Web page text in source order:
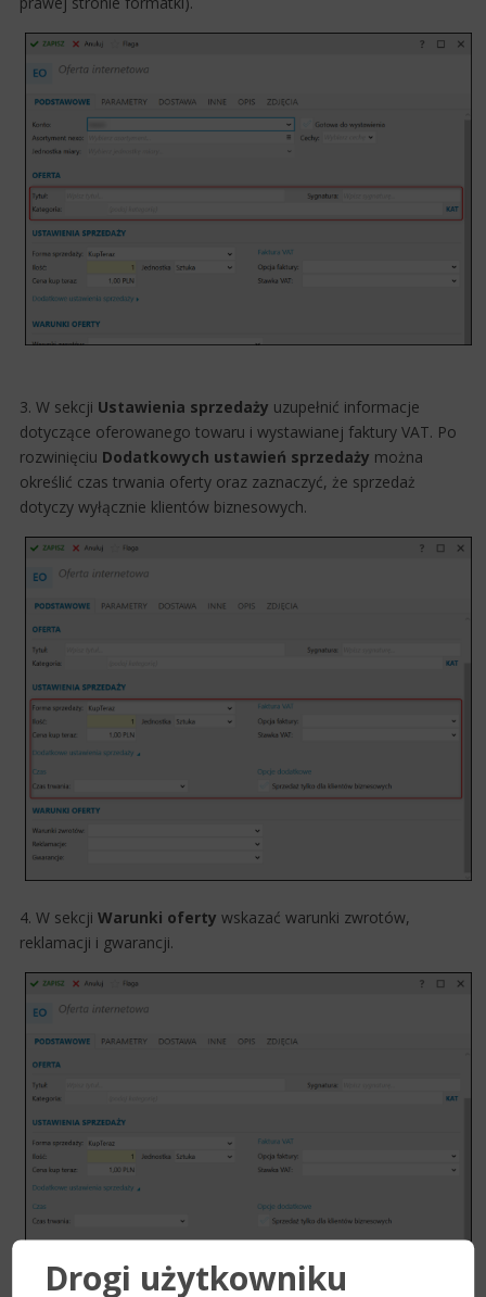
3. W sekcji Ustawienia sprzedaży uzupełnić informacje
dotyczące oferowanego towaru i wystawianej faktury VAT. Po
rozwinięciu Dodatkowych ustawień sprzedaży można
określić czas trwania oferty oraz zaznaczyć, że sprzedaż
dotyczy wyłącznie klientów biznesowych.
4. W sekcji Warunki oferty wskazać warunki zwrotów,
reklamacji i gwarancji.
Drogi użytkowniku